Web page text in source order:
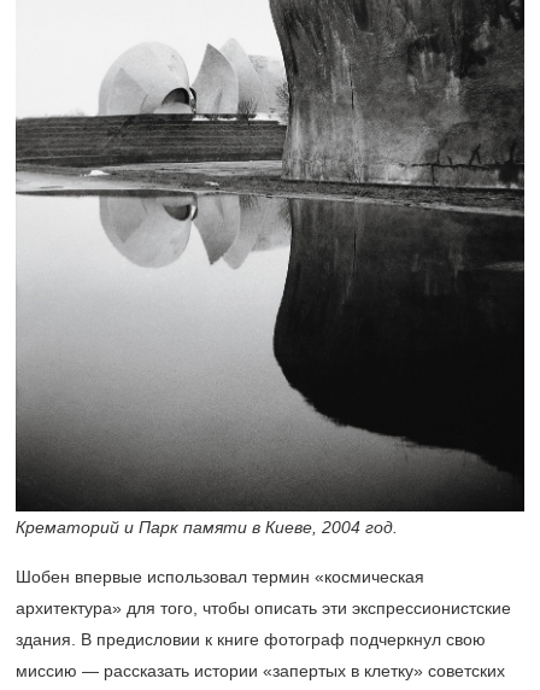
Крематорий и Парк памяти в Киеве, 2004 год.
Шобен впервые использовал термин «космическая
архитектура» для того, чтобы описать эти экспрессионистские
здания. В предисловии к книге фотограф подчеркнул свою
миссию — рассказать истории «запертых в клетку» советских